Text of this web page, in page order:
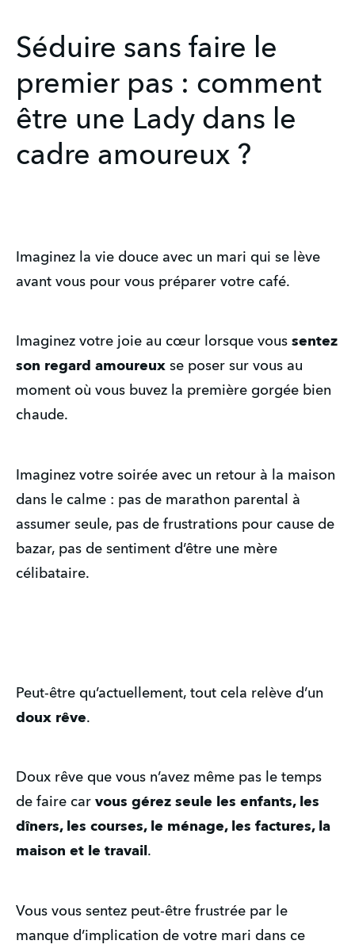
Séduire sans faire le
premier pas : comment
être une Lady dans le
cadre amoureux ?
Imaginez la vie douce avec un mari qui se lève
avant vous pour vous préparer votre café.
Imaginez votre joie au cœur lorsque vous sentez
son regard amoureux se poser sur vous au
moment où vous buvez la première gorgée bien
chaude.
Imaginez votre soirée avec un retour à la maison
dans le calme : pas de marathon parental à
assumer seule, pas de frustrations pour cause de
bazar, pas de sentiment d’être une mère
célibataire.
Peut-être qu’actuellement, tout cela relève d’un
doux rêve.
Doux rêve que vous n’avez même pas le temps
de faire car vous gérez seule les enfants, les
dîners, les courses, le ménage, les factures, la
maison et le travail .
Vous vous sentez peut-être frustrée par le
manque d’implication de votre mari dans ce